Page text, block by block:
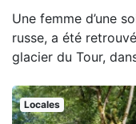
Une femme d’une
russe, a été
glacier du Tour,
Locales